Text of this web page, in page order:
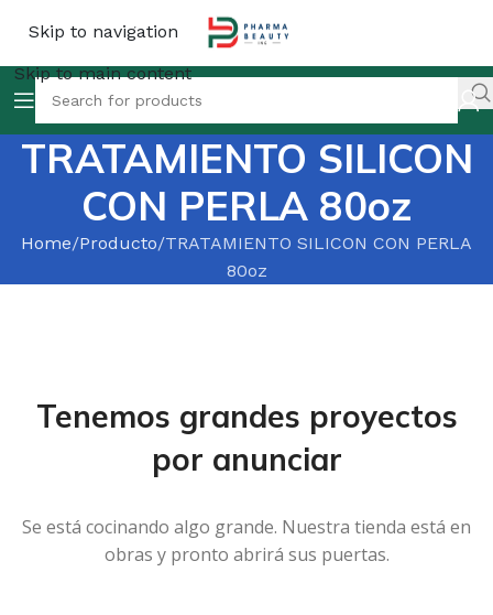
Skip to navigation
Skip to main content
TRATAMIENTO SILICON
CON PERLA 80oz
Home Producto TRATAMIENTO SILICON CON PERLA
80oz
Tenemos grandes proyectos
por anunciar
Se está cocinando algo grande. Nuestra tienda está en
obras y pronto abrirá sus puertas.